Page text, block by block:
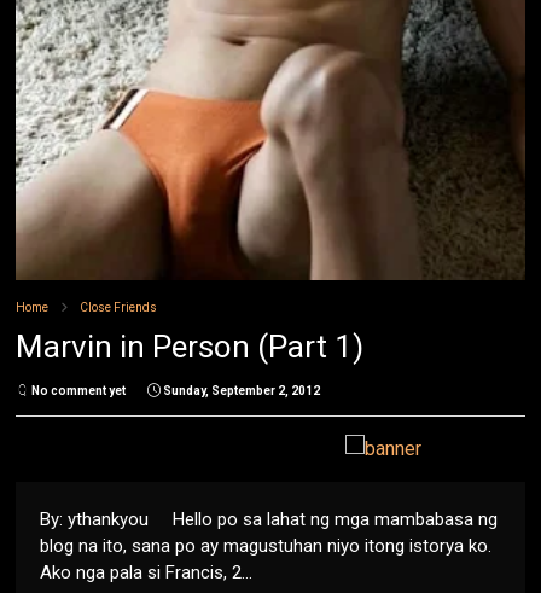
Home Close Friends
Marvin in Person (Part 1)
No comment yet Sunday, September 2, 2012
By: ythankyou Hello po sa lahat ng mga mambabasa ng
blog na ito, sana po ay magustuhan niyo itong istorya ko.
Ako nga pala si Francis, 2...